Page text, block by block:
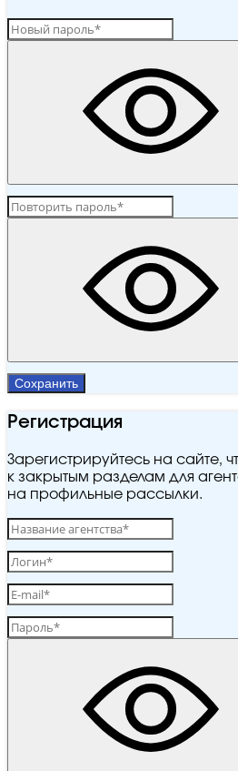
Сохранить
Регистрация
Зарегистрируйтесь на сайте,
к закрытым разделам для
на профильные рассылки.